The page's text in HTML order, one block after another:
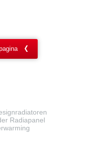
Radiapanel